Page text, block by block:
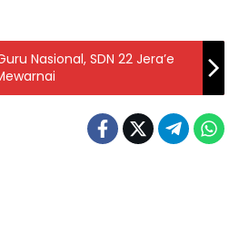
Nasional, SDN 22 Jera’e